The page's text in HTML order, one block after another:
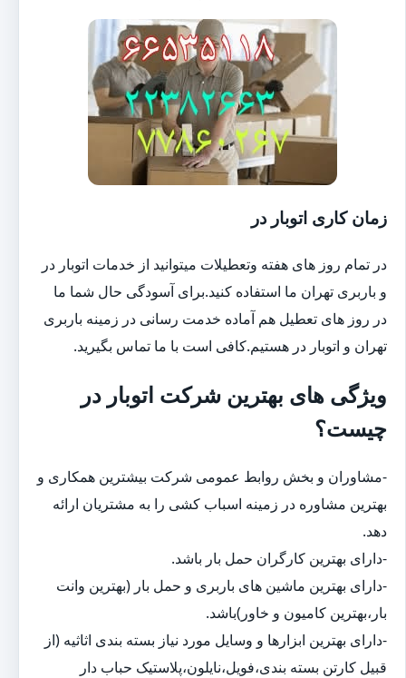
زمان کاری اتوبار در
در تمام روز های هفته وتعطیلات میتوانید از خدمات اتوبار در
و باربری تهران ما استفاده کنید.برای آسودگی حال شما ما
در روز های تعطیل هم آماده خدمت رسانی در زمینه باربری
تهران و اتوبار در هستیم.کافی است با ما تماس بگیرید.
ویژگی های بهترین شرکت اتوبار در
چیست؟
-مشاوران و بخش روابط عمومی شرکت بیشترین همکاری و
بهترین مشاوره در زمینه اسباب کشی را به مشتریان ارائه
دهد.
-دارای بهترین کارگران حمل بار باشد.
-دارای بهترین ماشین های باربری و حمل بار (بهترین وانت
بار،بهترین کامیون و خاور)باشد.
-دارای بهترین ابزارها و وسایل مورد نیاز بسته بندی اثاثیه (از
قبیل کارتن بسته بندی،فویل،نایلون،پلاستیک حباب دار